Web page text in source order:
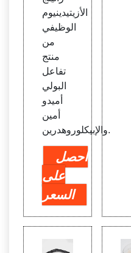
الأزيتيدينيوم
الوظيفي
من
منتج
تفاعل
البولي
أميدو
أمين
والإبيكلوروهدرين.
احصل
على
السعر